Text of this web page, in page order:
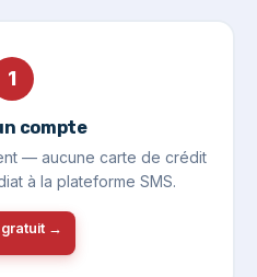
1
compte
— aucune carte de crédit
à la plateforme SMS.
gratuit →